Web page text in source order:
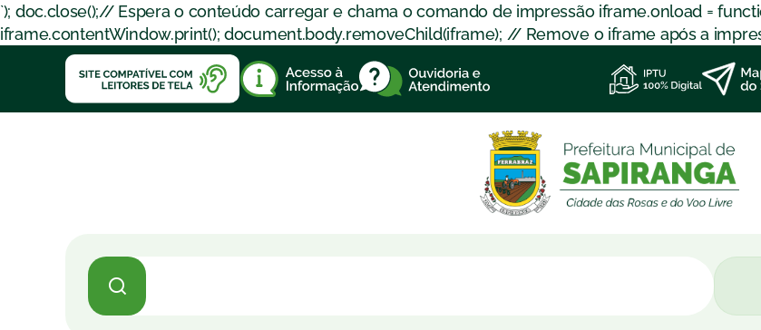
`); doc.close();// Espera o conteúdo carregar e chama o comando de impressão iframe.onload =
iframe.contentWindow.print(); document.body.removeChild(iframe); // Remove o iframe após a